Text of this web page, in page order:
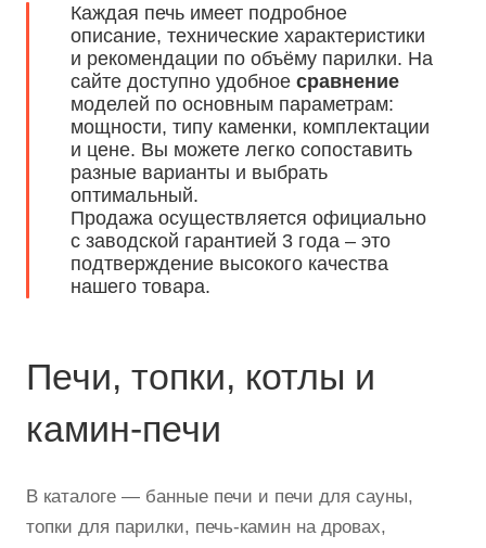
Каждая печь имеет подробное
описание, технические характеристики
и рекомендации по объёму парилки. На
сайте доступно удобное сравнение
моделей по основным параметрам:
мощности, типу каменки, комплектации
и цене. Вы можете легко сопоставить
разные варианты и выбрать
оптимальный.
Продажа осуществляется официально
с заводской гарантией 3 года – это
подтверждение высокого качества
нашего товара.
Печи, топки, котлы и
камин-печи
В каталоге — банные печи и печи для сауны,
топки для парилки, печь-камин на дровах,